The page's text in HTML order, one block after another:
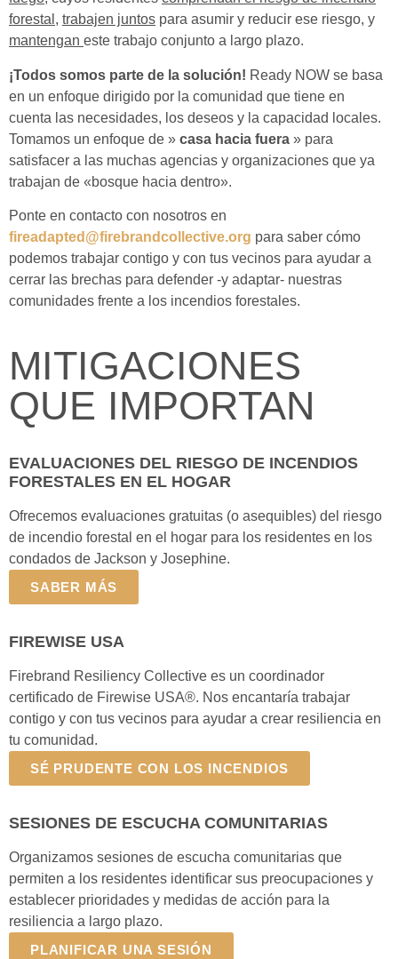
forestal , trabajen juntos para asumir y reducir ese riesgo, y
mantengan este trabajo conjunto a largo plazo.
¡Todos somos parte de la solución! Ready NOW se basa
en un enfoque dirigido por la comunidad que tiene en
cuenta las necesidades, los deseos y la capacidad locales.
Tomamos un enfoque de » casa hacia fuera » para
satisfacer a las muchas agencias y organizaciones que ya
trabajan de «bosque hacia dentro».
Ponte en contacto con nosotros en
fireadapted@firebrandcollective.org para saber cómo
podemos trabajar contigo y con tus vecinos para ayudar a
cerrar las brechas para defender -y adaptar- nuestras
comunidades frente a los incendios forestales.
MITIGACIONES
QUE IMPORTAN
EVALUACIONES DEL RIESGO DE INCENDIOS
FORESTALES EN EL HOGAR
Ofrecemos evaluaciones gratuitas (o asequibles) del riesgo
de incendio forestal en el hogar para los residentes en los
condados de Jackson y Josephine.
SABER MÁS
FIREWISE USA
Firebrand Resiliency Collective es un coordinador
certificado de Firewise USA®. Nos encantaría trabajar
contigo y con tus vecinos para ayudar a crear resiliencia en
tu comunidad.
SÉ PRUDENTE CON LOS INCENDIOS
SESIONES DE ESCUCHA COMUNITARIAS
Organizamos sesiones de escucha comunitarias que
permiten a los residentes identificar sus preocupaciones y
establecer prioridades y medidas de acción para la
resiliencia a largo plazo.
PLANIFICAR UNA SESIÓN